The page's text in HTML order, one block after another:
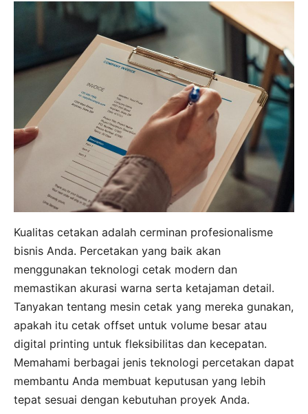
Kualitas cetakan adalah cerminan profesionalisme
bisnis Anda. Percetakan yang baik akan
menggunakan teknologi cetak modern dan
memastikan akurasi warna serta ketajaman detail.
Tanyakan tentang mesin cetak yang mereka gunakan,
apakah itu cetak offset untuk volume besar atau
digital printing untuk fleksibilitas dan kecepatan.
Memahami berbagai jenis teknologi percetakan dapat
membantu Anda membuat keputusan yang lebih
tepat sesuai dengan kebutuhan proyek Anda.